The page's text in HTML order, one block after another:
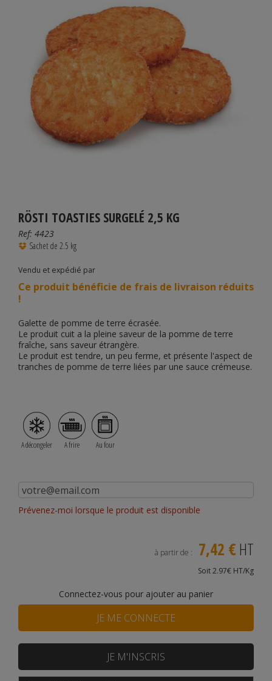
RÖSTI TOASTIES SURGELÉ 2,5 KG
Ref: 4423
Sachet de 2.5 kg
Vendu et expédié par
Ce produit bénéficie de frais de livraison réduits
!
Galette de pomme de terre écrasée.
Le produit cuit a la pleine saveur de la pomme de terre
fraîche, sans saveur étrangère.
Le produit est tendre, un peu ferme, et présente l'aspect de
tranches de pomme de terre liées par une sauce crémeuse.
A décongeler A frire Au four
Prévenez-moi lorsque le produit est disponible
à partir de : 7,42 € HT
Soit 2.97€ HT/Kg
Connectez-vous pour ajouter au panier
JE ME CONNECTE
JE M'INSCRIS